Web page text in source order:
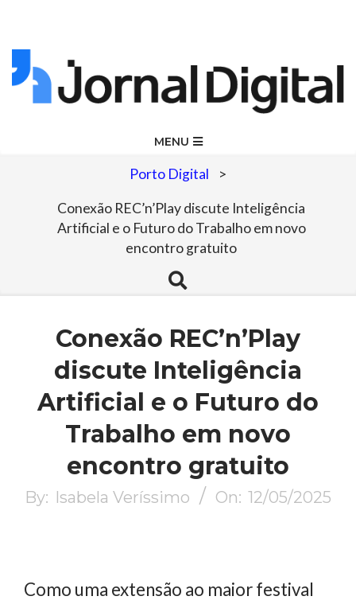
Skip
to
Jornal
Digital
MENU
Porto Digital >
Conexão REC’n’Play discute Inteligência
Artificial e o Futuro do Trabalho em novo
encontro gratuito
Search
Conexão REC’n’Play
discute Inteligência
Artificial e o Futuro do
Trabalho em novo
encontro gratuito
By: Isabela Veríssimo On: 12/05/2025
Como uma extensão ao maior festival